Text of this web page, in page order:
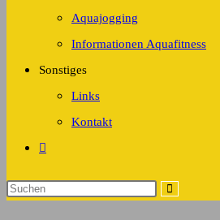
Aquajogging
Informationen Aquafitness
Sonstiges
Links
Kontakt
Website-
umschalten
Diese